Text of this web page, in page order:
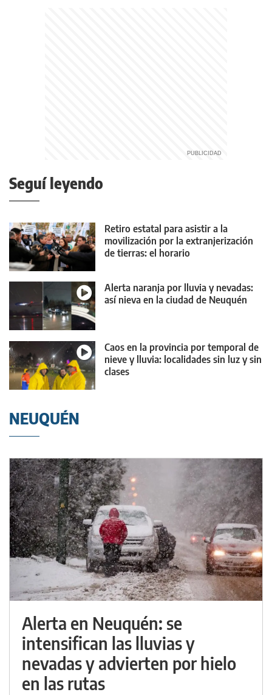
Seguí leyendo
Retiro estatal para asistir a la
movilización por la extranjerización
de tierras: el horario
Alerta naranja por lluvia y nevadas:
así nieva en la ciudad de Neuquén
Caos en la provincia por temporal de
nieve y lluvia: localidades sin luz y sin
clases
NEUQUÉN
Alerta en Neuquén: se
intensifican las lluvias y
nevadas y advierten por hielo
en las rutas